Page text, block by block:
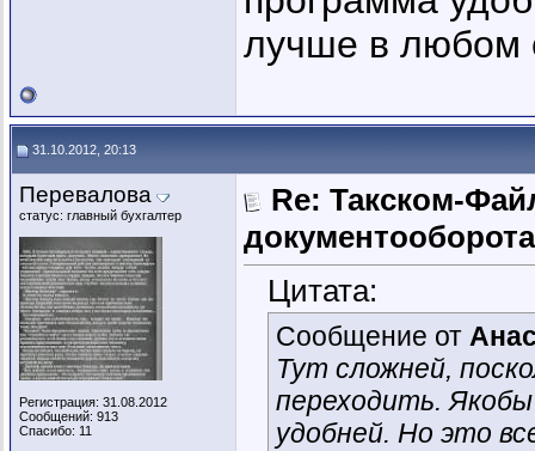
лучше в любом
31.10.2012, 20:13
Перевалова
статус: главный бухгалтер
Регистрация: 31.08.2012
Сообщений: 913
Спасибо: 11
Re: Такском-
документооборота
Цитата:
Сообщение от
Тут сложней,
переходить.
удобней. Но это